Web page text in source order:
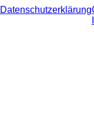
Datenschutzerklärung